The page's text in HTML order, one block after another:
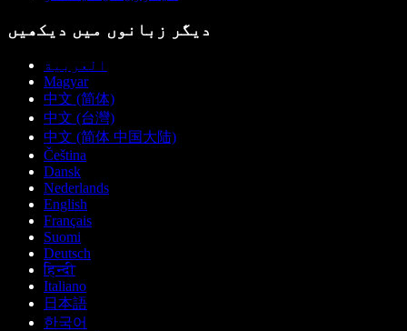
دیگر زبانوں میں دیکھیں
العربية
Magyar
中文 (简体)
中文 (台灣)
中文 (简体 中国大陆)
Čeština
Dansk
Nederlands
English
Français
Suomi
Deutsch
हिन्दी
Italiano
日本語
한국어